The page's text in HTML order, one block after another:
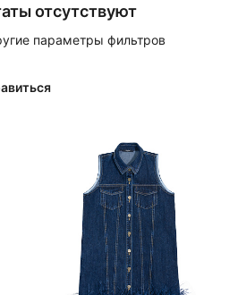
отсутствуют
параметры фильтров